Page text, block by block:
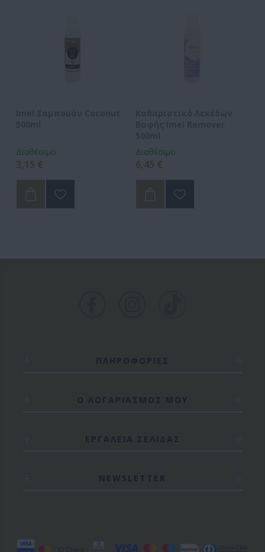
Διαθέσιμο
3,15 €
Διαθέσιμο
6,45 €
ΠΛΗΡΟΦΟΡΙΕΣ
Ο ΛΟΓΑΡΙΑΣΜΟΣ ΜΟΥ
ΕΡΓΑΛΕΙΑ ΣΕΛΙΔΑΣ
NEWSLETTER